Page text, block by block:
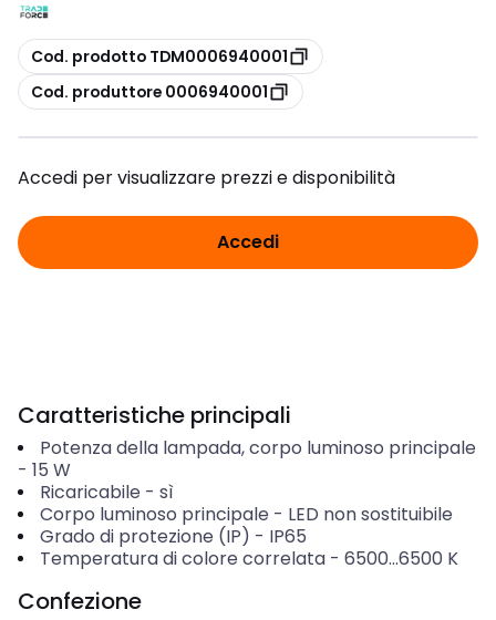
copia
Cod. prodotto TDM0006940001
copia
Cod. produttore 0006940001
Accedi per visualizzare prezzi e disponibilità
Accedi
Caratteristiche principali
Potenza della lampada, corpo luminoso principale
- 15 W
Ricaricabile - sì
Corpo luminoso principale - LED non sostituibile
Grado di protezione (IP) - IP65
Temperatura di colore correlata- 6500...6500 K
Confezione